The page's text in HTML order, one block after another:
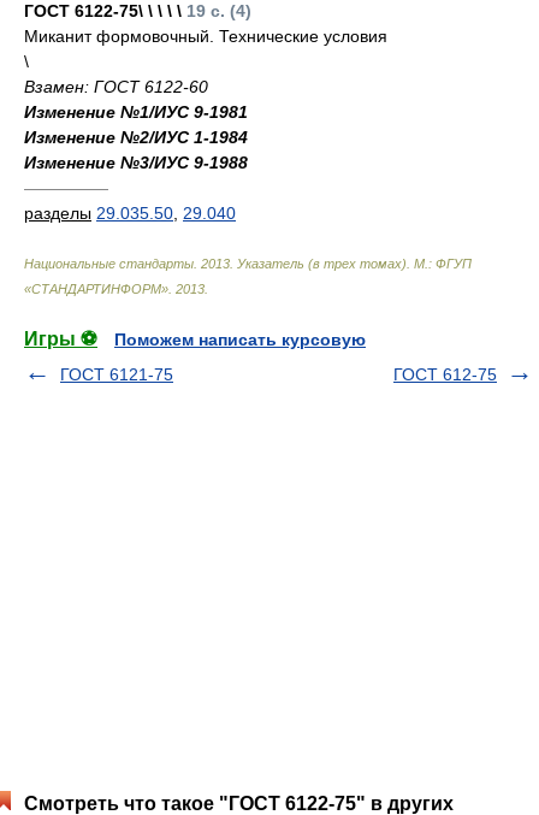
ГОСТ 6122-75\ \ \ \ \ 19 с. (4)
Миканит формовочный. Технические условия
\
Взамен: ГОСТ 6122-60
Изменение №1/ИУС 9-1981
Изменение №2/ИУС 1-1984
Изменение №3/ИУС 9-1988
—————
разделы 29.035.50 29.040
Национальные стандарты. 2013. Указатель (в трех томах). М.: ФГУП
«СТАНДАРТИНФОРМ» 2013
Игры ⚽
Поможем написать курсовую
ГОСТ 6121-75
ГОСТ 612-75
Смотреть что такое "ГОСТ 6122-75" в других